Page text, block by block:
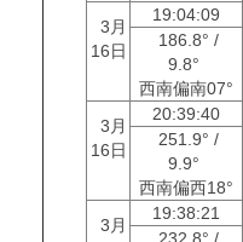
3月
16日
19:04:09
186.8° /
9.8°
西南偏南07°
3月
16日
20:39:40
251.9° /
9.9°
西南偏西18°
3月
19:38:21
232.8° /